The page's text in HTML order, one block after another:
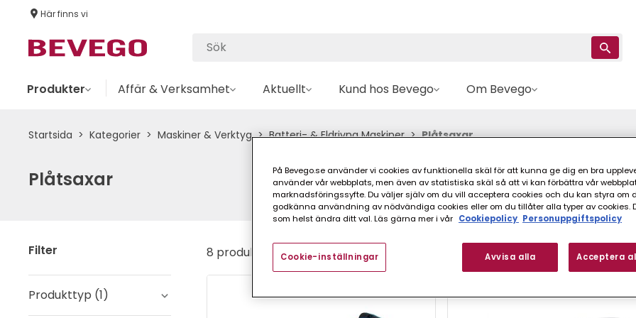
Här finns vi
Produkter Affär & Verksamhet Aktuellt Kund hos Bevego Om Bevego
Startsida Kategorier Maskiner & Verktyg Batteri- & Eldrivna Maskiner Plåtsaxar
Plåtsaxar
Filter
Produkttyp (1)
8 produkter
På Bevego.se använder vi cookies av funktionella skäl för att kunna ge dig en bra
använder vår webbplats, men även av statistiska skäl så att vi kan förbättra vår
marknadsföringssyfte. Du väljer själv om du vill acceptera cookies och du kan styra om
godkänna användning av nödvändiga cookies eller om du tillåter alla typer av cookies.
som helst ändra ditt val. Läs gärna mer i vår Cookiepolicy Personuppgiftspolicy
Avvisa alla Acceptera
Cookie-inställningar